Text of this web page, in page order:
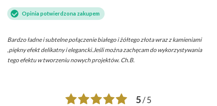
Opinia potwierdzona zakupem
Bardzo ładne i subtelne połączenie białego i żółtego złota wraz z kamieniami
,piękny efekt delikatny i elegancki.Jeśli można zachęcam do wykorzystywania
tego efektu w tworzeniu nowych projektów. Ch.B.
5/ 5